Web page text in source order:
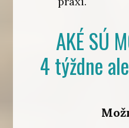
AKÉ SÚ
4 týždne